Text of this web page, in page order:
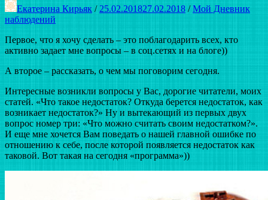
Екатерина Кирьяк / 25.02.201827.02.2018 / Мой Дневник
наблюдений
Первое, что я хочу сделать – это поблагодарить всех, кто
активно задает мне вопросы – в соц.сетях и на блоге))
А второе – рассказать, о чем мы поговорим сегодня.
Интересные возникли вопросы у Вас, дорогие читатели, моих
статей. «Что такое недостаток? Откуда берется недостаток, как
возникает недостаток?» Ну и вытекающий из первых двух
вопрос номер три: «Что можно считать своим недостатком?».
И еще мне хочется Вам поведать о нашей главной ошибке по
отношению к себе, после которой появляется недостаток как
таковой. Вот такая на сегодня «программа»))